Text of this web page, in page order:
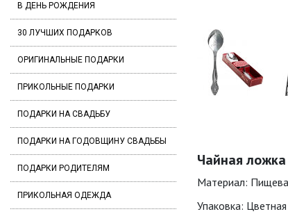
В ДЕНЬ РОЖДЕНИЯ
30 ЛУЧШИХ ПОДАРКОВ
ОРИГИНАЛЬНЫЕ ПОДАРКИ
ПРИКОЛЬНЫЕ ПОДАРКИ
ПОДАРКИ НА СВАДЬБУ
ПОДАРКИ НА ГОДОВЩИНУ СВАДЬБЫ
ПОДАРКИ РОДИТЕЛЯМ
ПРИКОЛЬНАЯ ОДЕЖДА
Чайная ложка
Материал:
Упаковка: